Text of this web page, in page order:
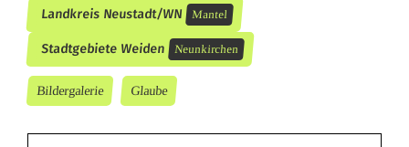
e
i
s
t
Landkreis Neustadt/WN Mantel
Stadtgebiete Weiden Neunkirchen
Bildergalerie Glaube